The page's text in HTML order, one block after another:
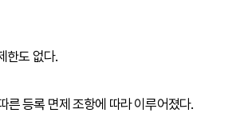
한도 없다.
등록 면제 조항에 따라 이루어졌다.